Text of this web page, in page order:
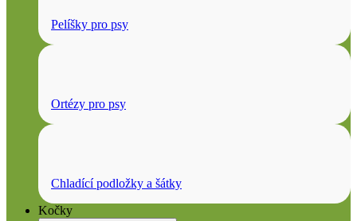
Pelíšky pro psy
Ortézy pro psy
Chladící podložky a šátky
Kočky